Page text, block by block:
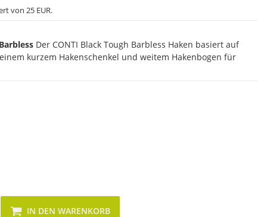
von 25 EUR.
Der CONTI Black Tough Barbless Haken basiert auf
kurzem Hakenschenkel und weitem Hakenbogen für
IN DEN WARENKORB